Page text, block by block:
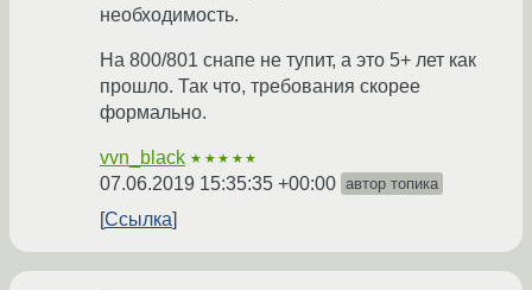
необходимость.
На 800/801 снапе не тупит, а это 5+ лет как
прошло. Так что, требования скорее
формально.
vvn_black ★★★★★
07.06.2019 15:35:35 +00:00 автор топика
Ссылка